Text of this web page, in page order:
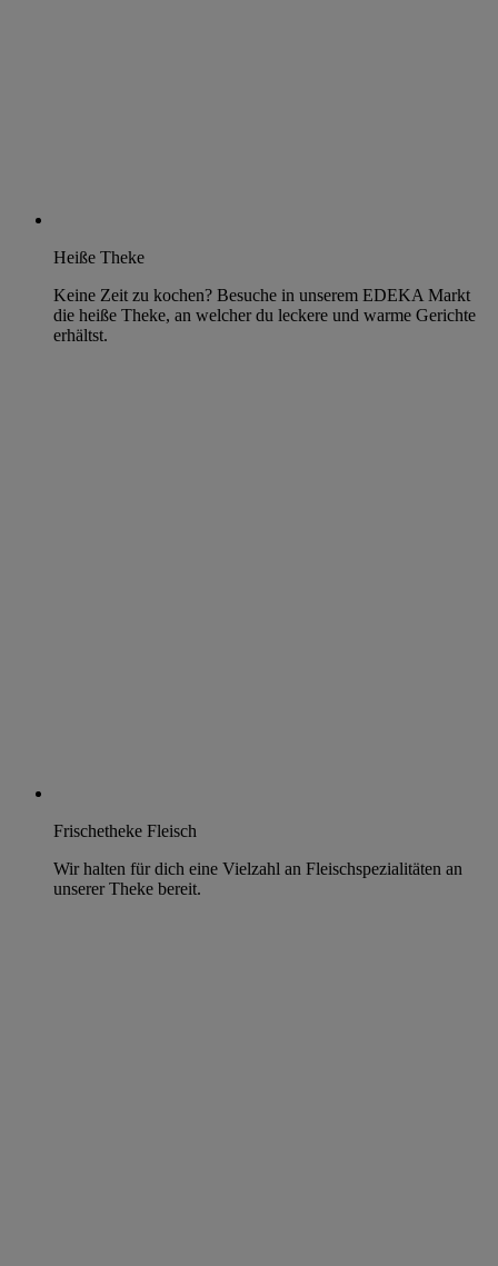
Heiße Theke
Keine Zeit zu kochen? Besuche in unserem EDEKA Markt
die heiße Theke, an welcher du leckere und warme Gerichte
erhältst.
Frischetheke Fleisch
Wir halten für dich eine Vielzahl an Fleischspezialitäten an
unserer Theke bereit.